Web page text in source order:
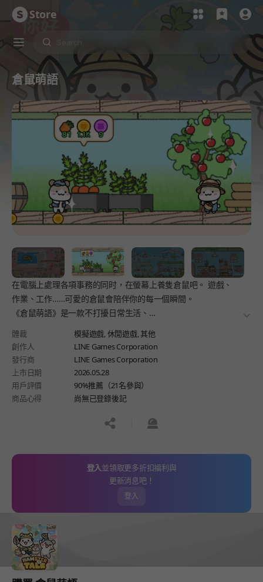
Store
倉鼠萌語
在電腦上處理各項事務的同时，在螢幕上養隻倉鼠吧。 遊戲、
作業、工作……可愛的倉鼠會陪伴你的每一個瞬間。
《倉鼠萌語》是一款不打擾日常生活、
與會對觸摸做出反應的倉鼠交流，與全球玩家聊天，
打造屬於自己的小鎮吧。
더보
體裁 模擬遊戲, 休閒遊戲, 其他
創作人
LINE Games Corporation
發行商
LINE Games Corporation
上市日期
2026.05.28
用戶評價
90%推薦（21名參與）
商品心得
尚無已登錄後記
공유하기신고하기
登入並領取更多折扣福利與
更新消息吧！
登入